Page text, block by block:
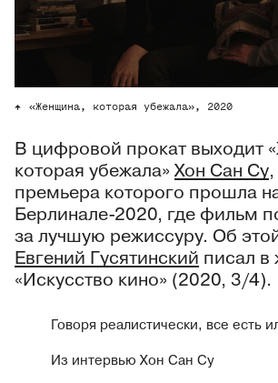
«Женщина, которая убежала», 2020
В цифровой прокат выходит
которая убежала»Хон Сан Су
премьера которого прошла
Берлинале-2020, где фильм
за лучшую режиссуру. Об
Евгений Гусятинский писал в
«Искусство кино» (2020, 3/4).
Говоря реалистически, все есть
Из интервью Хон Сан Су